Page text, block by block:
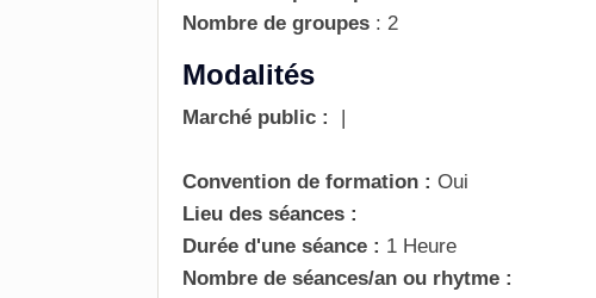
Nombre de groupes : 2
Modalités
Marché public : |
Convention de formation : Oui
Lieu des séances :
Durée d'une séance : 1 Heure
Nombre de séances/an ou rhytme :